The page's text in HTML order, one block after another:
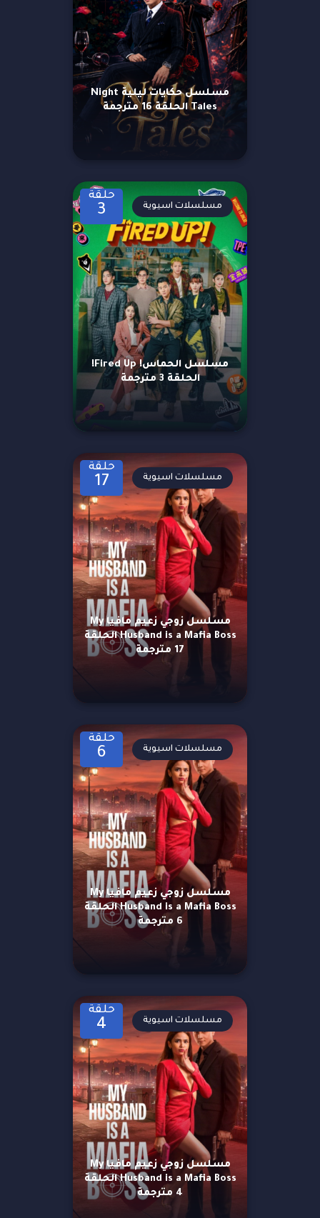
مسلسل حكايات ليلية Night
Tales الحلقة 16 مترجمة
حلقة
3
مسلسل الحماس! Fired Up!
الحلقة 3 مترجمة
مسلسلات اسيوية
حلقة
17
مسلسل زوجي زعيم مافيا My
Husband is a Mafia Boss الحلقة
17 مترجمة
مسلسلات اسيوية
حلقة
6
مسلسل زوجي زعيم مافيا My
Husband is a Mafia Boss الحلقة
6 مترجمة
مسلسلات اسيوية
حلقة
4
مسلسل زوجي زعيم مافيا My
Husband is a Mafia Boss الحلقة
4 مترجمة
مسلسلات اسيوية